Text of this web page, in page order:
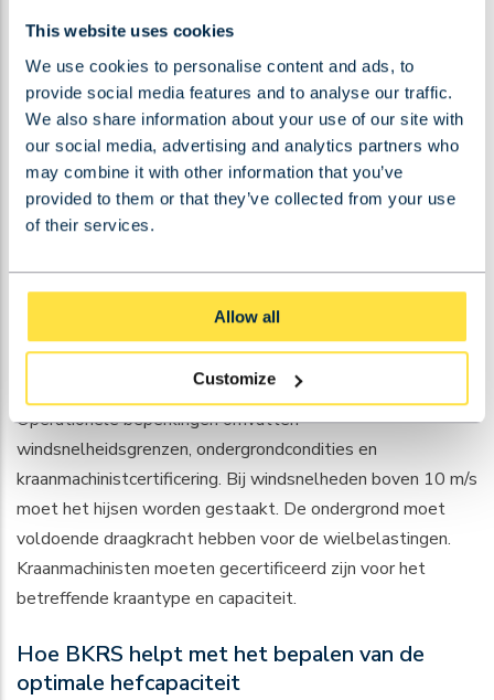
This website uses cookies
We use cookies to personalise content and ads, to
provide social media features and to analyse our traffic.
We also share information about your use of our site with
our social media, advertising and analytics partners who
may combine it with other information that you’ve
provided to them or that they’ve collected from your use
of their services.
Allow all
Customize
Belastingtesten controleren of de kraan veilig kan opereren
bij maximale capaciteit. Deze tests omvatten statische en
dynamische belastingproeven waarbij de kraan wordt
belast tot 125% van de nominale capaciteit. Alle
veiligheidssystemen, waaronder overbelastingsbeveiliging
en noodstops, worden gecontroleerd.
De last moet gelijkmatig worden verdeeld over hijspunten
toepassing en regelmatig worden geïnspecteerd.
Operationele beperkingen omvatten
windsnelheidsgrenzen, ondergrondcondities en
kraanmachinistcertificering. Bij windsnelheden boven 10 m/s
moet het hijsen worden gestaakt. De ondergrond moet
voldoende draagkracht hebben voor de wielbelastingen.
Kraanmachinisten moeten gecertificeerd zijn voor het
betreffende kraantype en capaciteit.
Hoe BKRS helpt met het bepalen van de
optimale hefcapaciteit